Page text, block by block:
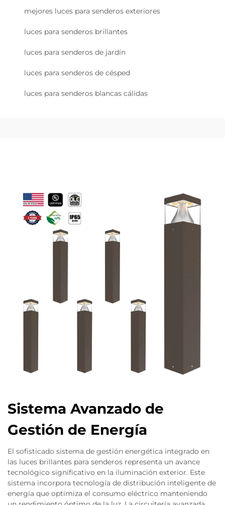
mejores luces para senderos exteriores
luces para senderos brillantes
luces para senderos de jardín
luces para senderos de césped
luces para senderos blancas cálidas
Sistema Avanzado de
Gestión de Energía
El sofisticado sistema de gestión energética integrado en
las luces brillantes para senderos representa un avance
tecnológico significativo en la iluminación exterior. Este
sistema incorpora tecnología de distribución inteligente de
energía que optimiza el consumo eléctrico manteniendo